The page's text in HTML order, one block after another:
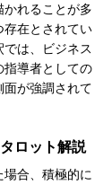
かれることが多
存在とされてい
では、ビジネス
指導者としての
が強調されて
ロット解説
合、積極的に